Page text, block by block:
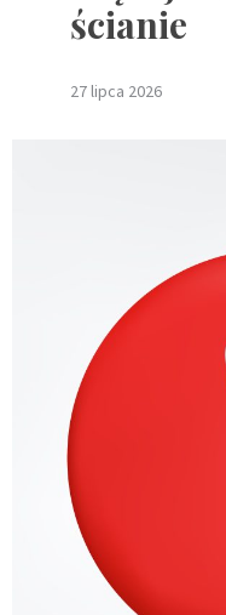
ścianie
27 lipca 2026